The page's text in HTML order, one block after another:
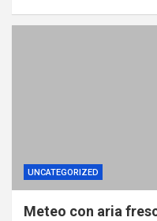
UNCATEGORIZED
Meteo con aria